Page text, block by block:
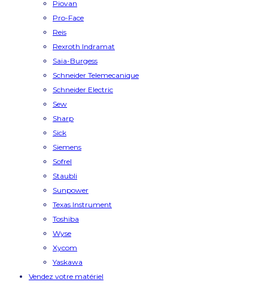
Piovan
Pro-Face
Reis
Rexroth Indramat
Saia-Burgess
Schneider Telemecanique
Schneider Electric
Sew
Sharp
Sick
Siemens
Sofrel
Staubli
Sunpower
Texas Instrument
Toshiba
Wyse
Xycom
Yaskawa
Vendez votre matériel